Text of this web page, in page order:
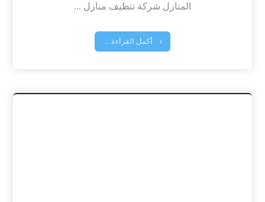
المنازل شركة تنظيف منازل ...
أكمل القراءة ...